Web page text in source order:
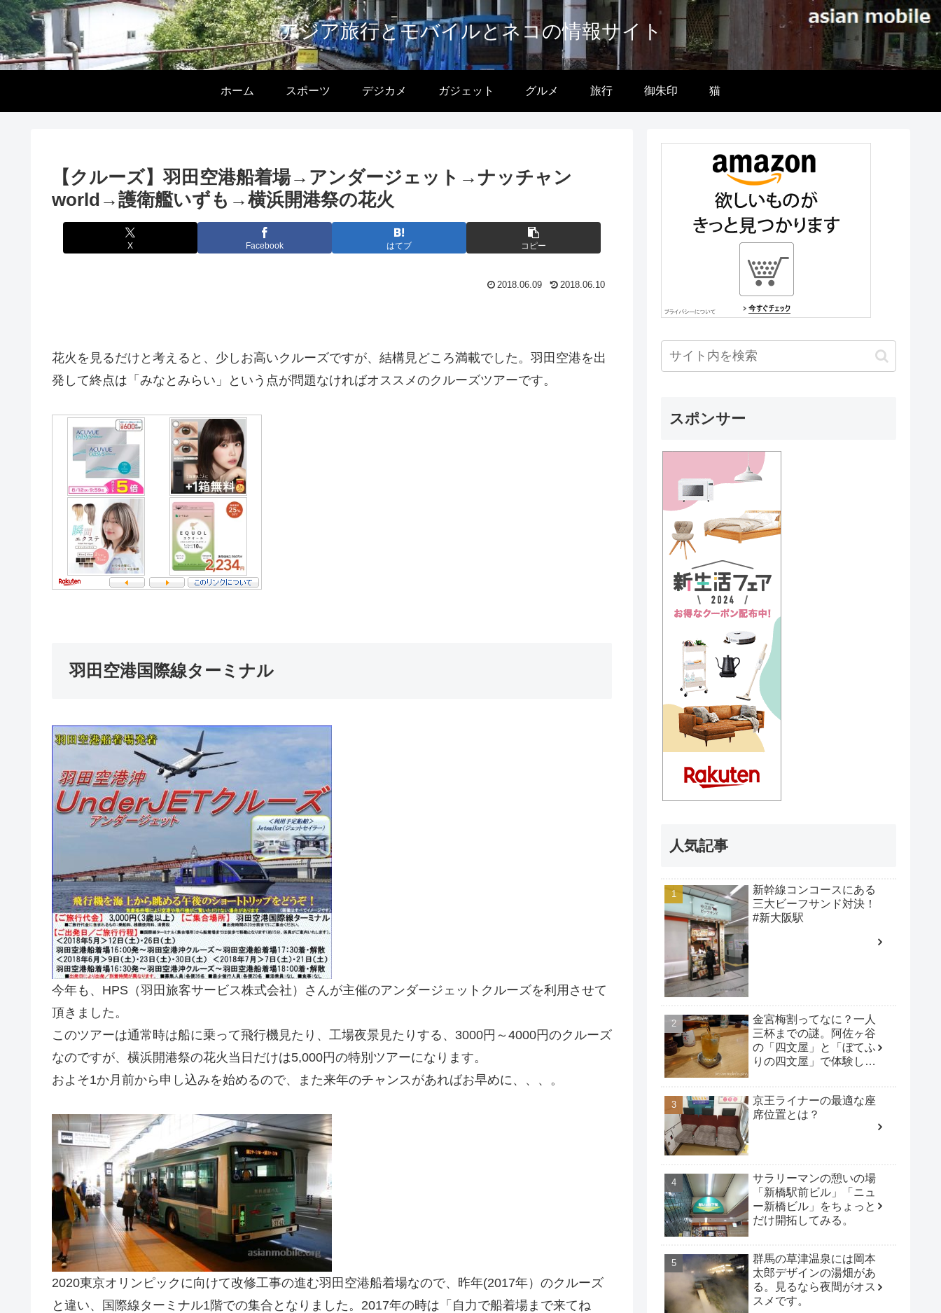
アジア旅行とモバイルとネコの情報サイト
ホーム スポーツ デジカメ ガジェット グルメ 旅行 御朱印 猫
【クルーズ】羽田空港船着場→アンダージェット→ナッチャン
world→護衛艦いずも→横浜開港祭の花火
X Facebook はてブ コピー
2018.06.09 2018.06.10
花火を見るだけと考えると、少しお高いクルーズですが、結構見どころ満載でした。羽田空港を出
発して終点は「みなとみらい」という点が問題なければオススメのクルーズツアーです。
羽田空港国際線ターミナル
今年も、HPS（羽田旅客サービス株式会社）さんが主催のアンダージェットクルーズを利用させて
頂きました。
このツアーは通常時は船に乗って飛行機見たり、工場夜景見たりする、3000円～4000円のクルーズ
なのですが、横浜開港祭の花火当日だけは5,000円の特別ツアーになります。
およそ1か月前から申し込みを始めるので、また来年のチャンスがあればお早めに、、、。
2020東京オリンピックに向けて改修工事の進む羽田空港船着場なので、昨年(2017年）のクルーズ
と違い、国際線ターミナル1階での集合となりました。2017年の時は「自力で船着場まで来てね
スポンサー
人気記事
新幹線コンコースにある
三大ビーフサンド対決！
#新大阪駅
金宮梅割ってなに？一人
三杯までの謎。阿佐ヶ谷
の「四文屋」と「ぼてふ
りの四文屋」で体験して
京王ライナーの最適な座
席位置とは？
サラリーマンの憩いの場
「新橋駅前ビル」「ニュ
ー新橋ビル」をちょっと
だけ開拓してみる。
群馬の草津温泉には岡本
太郎デザインの湯畑があ
る。見るなら夜間がオス
スメです。